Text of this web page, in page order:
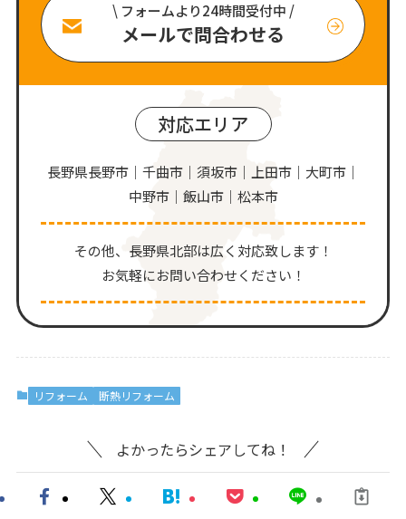
\ フォームより24時間受付中 /
メールで問合わせる
対応エリア
長野県長野市｜千曲市｜須坂市｜上田市｜大町市｜
中野市｜飯山市｜松本市
その他、⻑野県北部は広く対応致します！
お気軽にお問い合わせください！
リフォーム 断熱リフォーム
よかったらシェアしてね！